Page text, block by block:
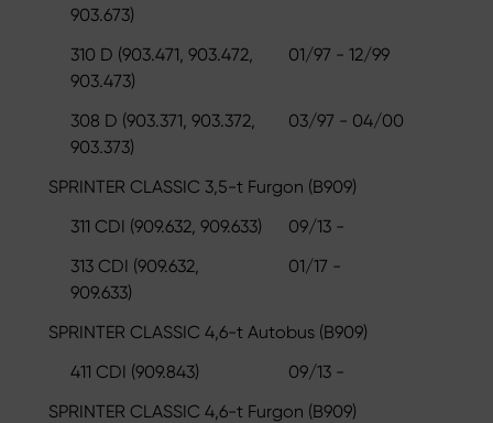
903.673)
310 D (903.471, 903.472,
903.473)
01/97 - 12/99
308 D (903.371, 903.372,
903.373)
03/97 - 04/00
SPRINTER CLASSIC 3,5-t Furgon (B909)
311 CDI (909.632, 909.633)
09/13 -
313 CDI (909.632,
909.633)
01/17 -
SPRINTER CLASSIC 4,6-t Autobus (B909)
411 CDI (909.843)
09/13 -
SPRINTER CLASSIC 4,6-t Furgon (B909)